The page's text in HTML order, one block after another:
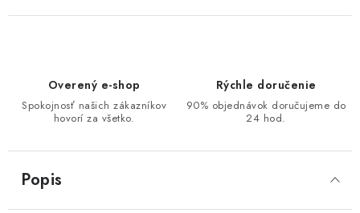
Overený e-shop
Spokojnosť našich zákazníkov
hovorí za všetko.
Rýchle doručenie
90% objednávok doručujeme do
24 hod.
Popis